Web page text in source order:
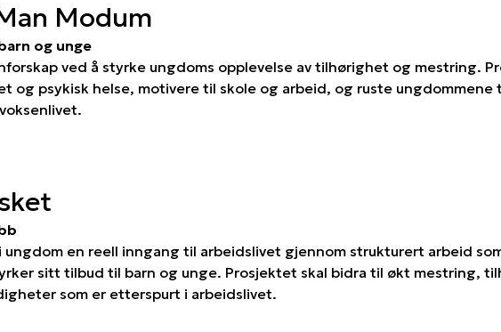
Modum
og unge
ved å styrke ungdoms opplevelse av tilhørighet og mestring.
og psykisk helse, motivere til skole og arbeid, og ruste ungdommene
ungdom en reell inngang til arbeidslivet gjennom strukturert arbeid
sitt tilbud til barn og unge. Prosjektet skal bidra til økt mestring,
som er etterspurt i arbeidslivet.